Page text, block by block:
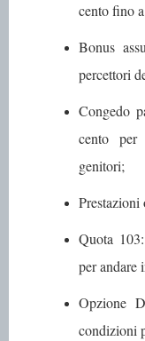
cento fino
Bonus
percettori
Congedo
cento
genitori;
Prestazioni
Quota 103
per andare
Opzione
condizioni